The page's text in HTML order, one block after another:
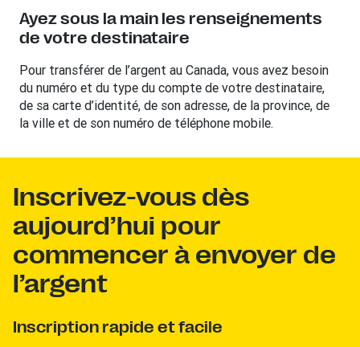
Ayez sous la main les renseignements
de votre destinataire
Pour transférer de l’argent au Canada, vous avez besoin
du numéro et du type du compte de votre destinataire,
de sa carte d’identité, de son adresse, de la province, de
la ville et de son numéro de téléphone mobile.
Inscrivez-vous dès
aujourd’hui pour
commencer à envoyer de
l’argent
Inscription rapide et facile